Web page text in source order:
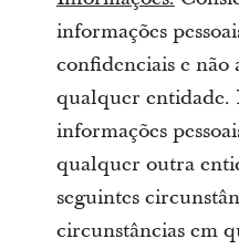
informações
confidenciais e não
qualquer entidade.
informações
qualquer outra
seguintes
circunstâncias em